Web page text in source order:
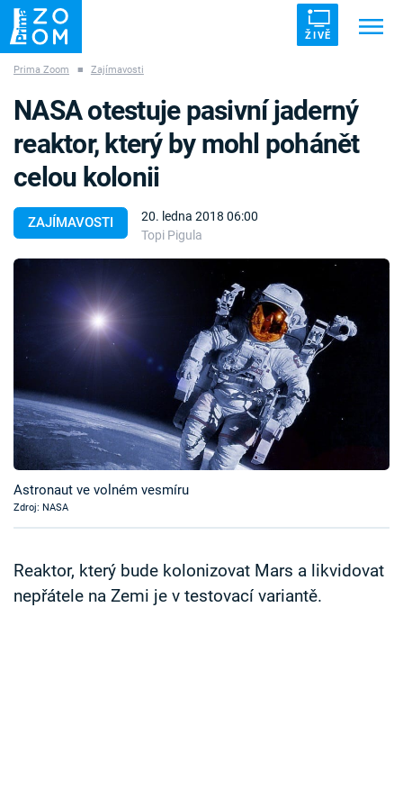
ŽIVĚ
ZÁHADY VETŘELCI DÁVNOVĚKU
Témata
Témata
Pořady
Časopis
Sledujte prima+
Sledujte nás
Prima Zoom ■ Zajímavosti
ZAJÍMAVOSTI
20. ledna 2018 06:00
Topi Pigula
NASA otestuje pasivní jaderný
reaktor, který by mohl pohánět
celou kolonii
Astronaut ve volném vesmíru
Zdroj: NASA
Reaktor, který bude kolonizovat Mars a likvidovat
nepřátele na Zemi je v testovací variantě.